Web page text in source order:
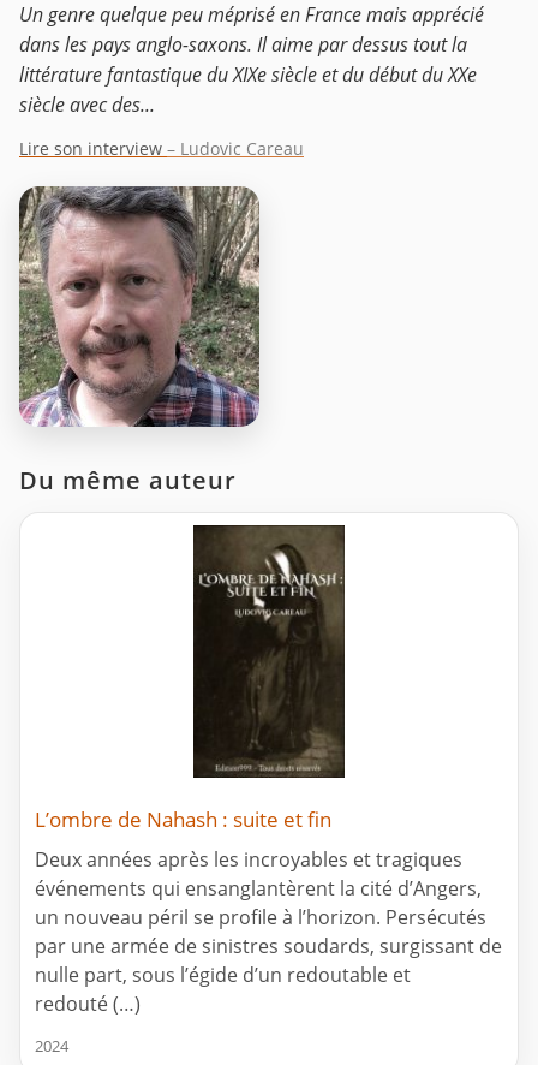
Un genre quelque peu méprisé en France mais apprécié
dans les pays anglo-saxons. Il aime par dessus tout la
littérature fantastique du XIXe siècle et du début du XXe
siècle avec des...
Lire son interview – Ludovic Careau
Du même auteur
L’ombre de Nahash : suite et fin
Deux années après les incroyables et tragiques
événements qui ensanglantèrent la cité d’Angers,
un nouveau péril se profile à l’horizon. Persécutés
par une armée de sinistres soudards, surgissant de
nulle part, sous l’égide d’un redoutable et
redouté (…)
2024